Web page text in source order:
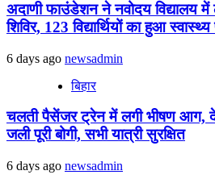
अदाणी फाउंडेशन ने नवोदय विद्यालय में
शिविर, 123 विद्यार्थियों का हुआ स्वास्थ्य
6 days ago newsadmin
बिहार
चलती पैसेंजर ट्रेन में लगी भीषण
जली पूरी बोगी, सभी यात्री सुरक्षित
6 days ago newsadmin